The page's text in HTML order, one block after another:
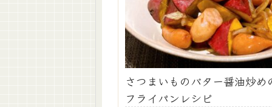
さつまいものバター醤油炒め
フライパンレシピ